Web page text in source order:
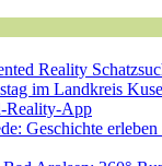
Reality
im Landkreis
Reality-App
Geschichte